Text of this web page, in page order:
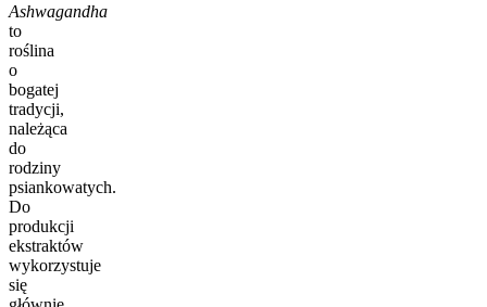
Ashwagandha
to
roślina
o
bogatej
tradycji,
należąca
do
rodziny
psiankowatych.
Do
produkcji
ekstraktów
wykorzystuje
się